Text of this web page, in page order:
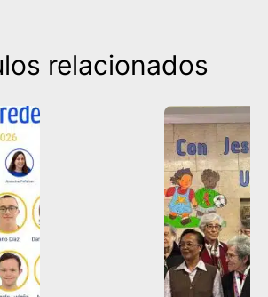
relacionados